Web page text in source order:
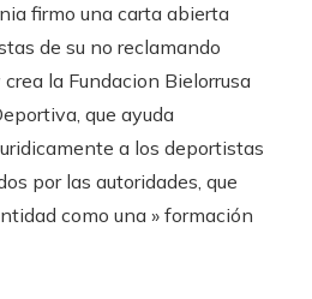
firmo una carta abierta
de su no reclamando
la Fundacion Bielorrusa
que ayuda
a los deportistas
por las autoridades, que
como una » formación